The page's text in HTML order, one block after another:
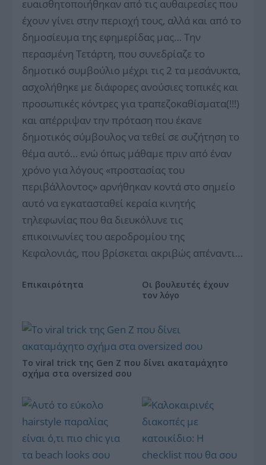
ευαισθητοποιήθηκαν από τις αυθαιρεσίες που
έχουν γίνει στην περιοχή τους, αλλά και από το
δημοσίευμα της εφημερίδας μας… Την
περασμένη Τετάρτη, που συνεδρίαζε το
δημοτικό συμβούλιο μέχρι τις 2 τα μεσάνυκτα,
ασχολήθηκε με διάφορες ανούσιες τοπικές και
προσωπικές κόντρες για τραπεζοκαθίσματα(!!!)
και απέρριψαν την πρόταση που έκανε
δημοτικός σύμβουλος να τεθεί σε συζήτηση το
θέμα αυτό… ενώ όπως μάθαμε πριν από έναν
χρόνο για λόγους «προστασίας του
περιβάλλοντος» αρνήθηκαν κοντά στο σημείο
αυτό να εγκατασταθεί κεραία κινητής
τηλεφωνίας που θα διευκόλυνε τις
επικοινωνίες του αεροδρομίου της
Κεφαλονιάς, που βρίσκεται ακριβώς απέναντι…
Επικαιρότητα
Οι βουλευτές έχουν
τον λόγο
Το viral trick της Gen Z που δίνει ακαταμάχητο
σχήμα στα oversized σου